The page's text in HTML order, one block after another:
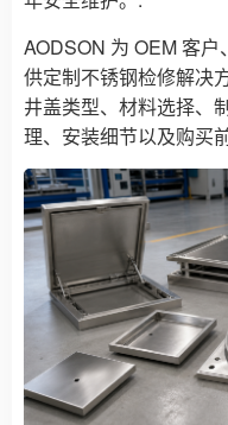
AODSON 为 OEM 客
供定制不锈钢检修解决
井盖类型、材料选择、
理、安装细节以及购买